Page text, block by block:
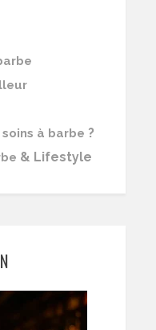
à barbe ?
& Lifestyle